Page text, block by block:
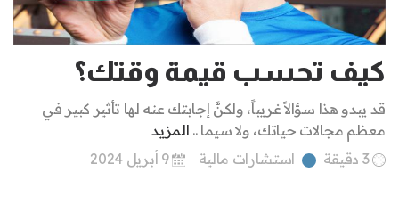
كيف تحسب قيمة وقتك؟
قد يبدو هذا سؤالاً غريباً، ولكنَّ إجابتك عنه لها تأثير كبير في
معظم مجالات حياتك، ولا سيما .. المزيد
3 دقيقة
استشارات مالية 9 أبريل 2024